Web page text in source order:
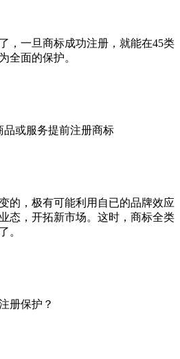
，一旦商标成功注册，就能在45类
全面的保护。
品或服务提前注册商标
的，极有可能利用自已的品牌效应
态，开拓新市场。这时，商标全类
。
册保护？